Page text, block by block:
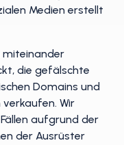
Medien erstellt
miteinander
die gefälschte
Domains und
Wir
aufgrund der
der Ausrüster